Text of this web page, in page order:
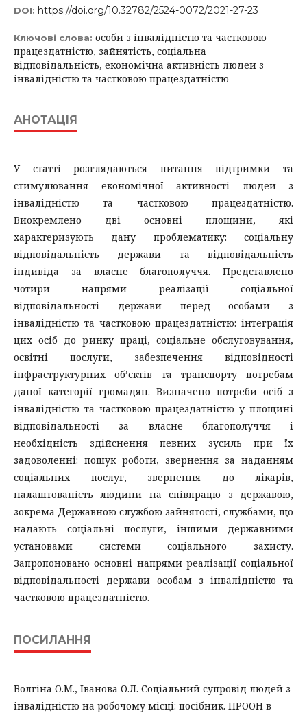
DOI: https://doi.org/10.32782/2524-0072/2021-27-23
Ключові слова: особи з інвалідністю та частковою
працездатністю, зайнятість, соціальна
відповідальність, економічна активність людей з
інвалідністю та частковою працездатністю
АНОТАЦІЯ
У статті розглядаються питання підтримки та
стимулювання економічної активності людей з
інвалідністю та частковою працездатністю.
Виокремлено дві основні площини, які
характеризують дану проблематику: соціальну
відповідальність держави та відповідальність
індивіда за власне благополуччя. Представлено
чотири напрями реалізації соціальної
відповідальності держави перед особами з
інвалідністю та частковою працездатністю: інтеграція
цих осіб до ринку праці, соціальне обслуговування,
освітні послуги, забезпечення відповідності
інфраструктурних об’єктів та транспорту потребам
даної категорії громадян. Визначено потреби осіб з
інвалідністю та частковою працездатністю у площині
відповідальності за власне благополуччя і
необхідність здійснення певних зусиль при їх
задоволенні: пошук роботи, звернення за наданням
соціальних послуг, звернення до лікарів,
налаштованість людини на співпрацю з державою,
зокрема Державною службою зайнятості, службами, що
надають соціальні послуги, іншими державними
установами системи соціального захисту.
Запропоновано основні напрями реалізації соціальної
відповідальності держави особам з інвалідністю та
частковою працездатністю.
ПОСИЛАННЯ
Волгіна О.М., Іванова О.Л. Соціальний супровід людей з
інвалідністю на робочому місці: посібник. ПРООН в